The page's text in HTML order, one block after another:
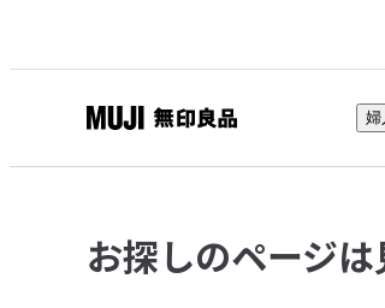
印
品
ネ
婦
お探しのページは